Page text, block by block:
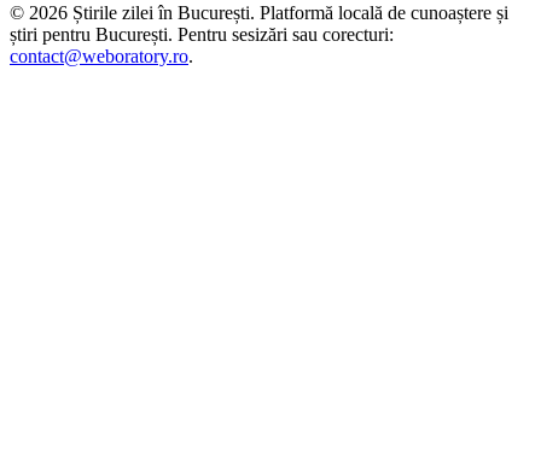
© 2026 Știrile zilei în București. Platformă locală de cunoaștere și
știri pentru București. Pentru sesizări sau corecturi:
contact@weboratory.ro.